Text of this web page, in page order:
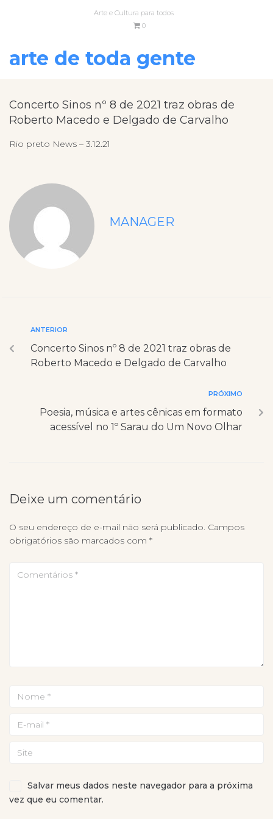
Arte e Cultura para todos
0
arte de toda gente
Concerto Sinos nº 8 de 2021 traz obras de
Roberto Macedo e Delgado de Carvalho
Rio preto News – 3.12.21
MANAGER
ANTERIOR
Concerto Sinos nº 8 de 2021 traz obras de
Roberto Macedo e Delgado de Carvalho
PRÓXIMO
Poesia, música e artes cênicas em formato
acessível no 1º Sarau do Um Novo Olhar
Deixe um comentário
O seu endereço de e-mail não será publicado. Campos
obrigatórios são marcados com *
Salvar meus dados neste navegador para a próxima
vez que eu comentar.